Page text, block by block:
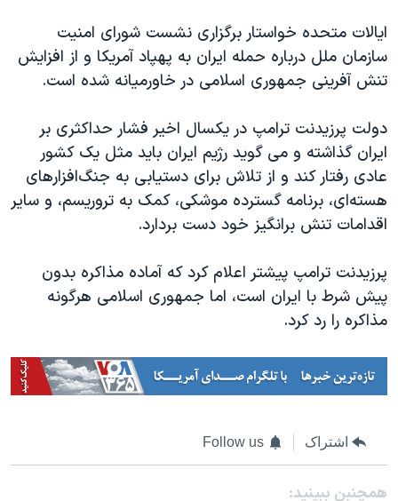
ایالات متحده خواستار برگزاری نشست شورای امنیت
سازمان ملل درباره حمله ایران به پهپاد آمریکا و از افزایش
تنش آفرینی جمهوری اسلامی در خاورمیانه شده است.
دولت پرزیدنت ترامپ در یکسال اخیر فشار حداکثری بر
ایران گذاشته و می گوید رژیم ایران باید مثل یک کشور
عادی رفتار کند و از تلاش برای دستیابی به جنگ‌افزارهای
هسته‌ای، برنامه گسترده موشکی، کمک به تروریسم، و سایر
اقدامات تنش برانگیز خود دست بردارد.
پرزیدنت ترامپ پیشتر اعلام کرد که آماده مذاکره بدون
پیش شرط با ایران است، اما جمهوری اسلامی هرگونه
مذاکره را رد کرد.
اشتراک Follow us
همچنبن ببینید: